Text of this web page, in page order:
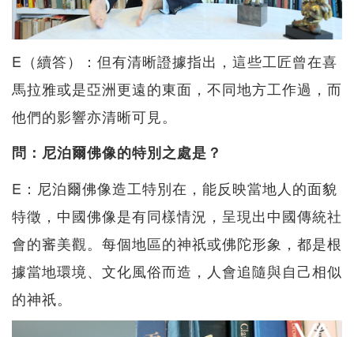
E（續答）：但有清晰證據指出，這些工匠曾在喜
馬拉雅或是亞洲更遠的東面，不同地方工作過，而
他們的影響亦清晰可見。
問：尼泊爾佛像的特別之處是？
E：尼泊爾佛像造工特別在，能反映當地人的面貌
特徵，中國佛像是有同樣情況，呈現出中國傳統社
會的審美觀。每個地區的神祇或佛陀形象，都是根
據當地環境、文化風俗而造，人會追隨與自己相似
的神祇。